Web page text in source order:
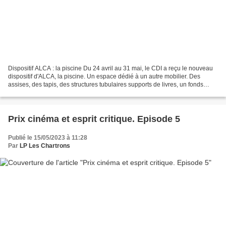
Dispositif ALCA : la piscine Du 24 avril au 31 mai, le CDI a reçu le nouveau
dispositif d'ALCA, la piscine. Un espace dédié à un autre mobilier. Des
assises, des tapis, des structures tubulaires supports de livres, un fonds
Prix cinéma et esprit critique. Episode 5
Publié le 15/05/2023 à 11:28
Par LP Les Chartrons